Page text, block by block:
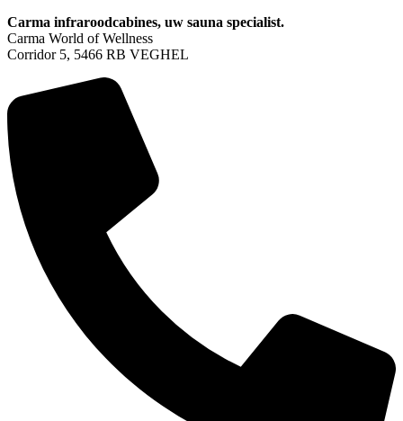
Carma infraroodcabines, uw sauna specialist.
Carma World of Wellness
Corridor 5, 5466 RB VEGHEL